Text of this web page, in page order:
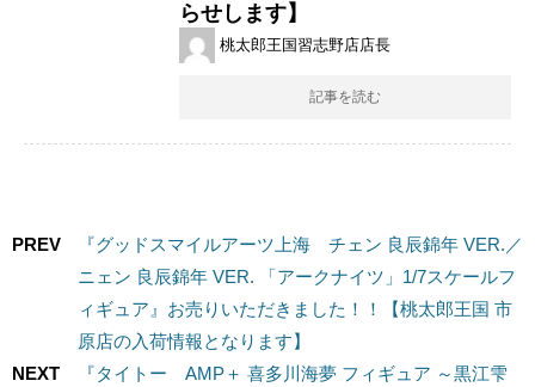
らせします】
桃太郎王国習志野店店長
記事を読む
PREV
『グッドスマイルアーツ上海 チェン 良辰錦年 VER.／
ニェン 良辰錦年 VER. 「アークナイツ」1/7スケールフ
ィギュア』お売りいただきました！！【桃太郎王国 市
原店の入荷情報となります】
NEXT
『タイトー AMP＋ 喜多川海夢 フィギュア ～黒江雫